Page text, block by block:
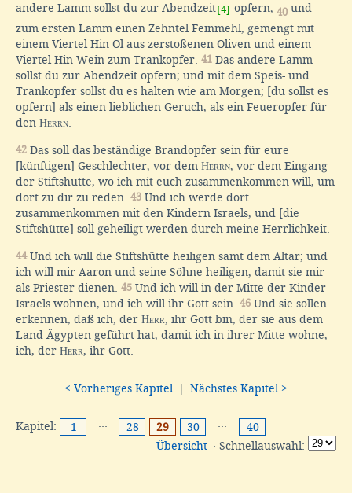
andere Lamm sollst du zur Abendzeit[4] opfern; 40 und
zum ersten Lamm einen Zehntel Feinmehl, gemengt mit
einem Viertel Hin Öl aus zerstoßenen Oliven und einem
Viertel Hin Wein zum Trankopfer. 41 Das andere Lamm
sollst du zur Abendzeit opfern; und mit dem Speis- und
Trankopfer sollst du es halten wie am Morgen; [du sollst es
opfern] als einen lieblichen Geruch, als ein Feueropfer für
den Herrn
42 Das soll das beständige Brandopfer sein für eure
[künftigen] Geschlechter, vor dem Herrn, vor dem Eingang
der Stiftshütte, wo ich mit euch zusammenkommen will, um
dort zu dir zu reden. 43 Und ich werde dort
zusammenkommen mit den Kindern Israels, und [die
Stiftshütte] soll geheiligt werden durch meine Herrlichkeit.
44Und ich will die Stiftshütte heiligen samt dem Altar; und
ich will mir Aaron und seine Söhne heiligen, damit sie mir
als Priester dienen. 45 Und ich will in der Mitte der Kinder
Israels wohnen, und ich will ihr Gott sein. 46 Und sie sollen
erkennen, daß ich, der Herr, ihr Gott bin, der sie aus dem
Land Ägypten geführt hat, damit ich in ihrer Mitte wohne,
ich, der Herr, ihr Gott.
< Vorheriges Kapitel | Nächstes Kapitel >
Kapitel: 1 ··· 28 29 30 ···
40
Übersicht · Schnellauswahl: